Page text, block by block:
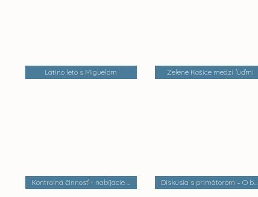
Latino leto s Miguelom Zelené Košice medzi ľuďmi
Kontrolná činnosť - nabíjacie stanice elektrobusov Diskusia s primátorom – O bezpečnosti a verejnom poriadku